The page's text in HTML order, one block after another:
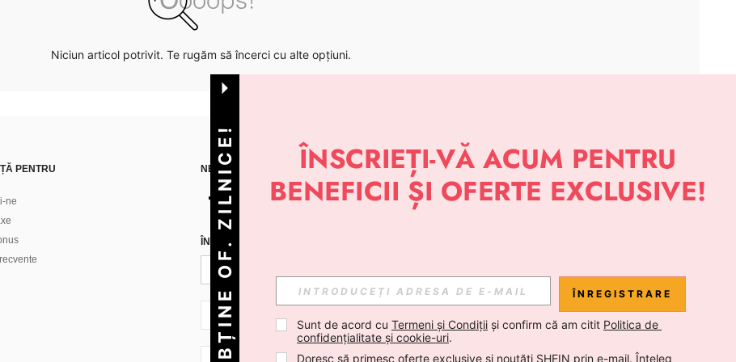
Niciun articol potrivit. Te rugăm să încerci cu alte opțiuni.
PENTRU
ne
NE GĂSEȘTI PE APLICAȚIE
ÎNREGISTREAZĂ-TE PENTRU A PRIMI NOUTĂȚI DESPRE STIL DE LA SHEIN
RO + 40 Abonare
OBȚINE OF. ZILNICE! ÎNREGISTRARE
Sunt de acord cu Termeni și Condiții și confirm că am citit Politica de
confidențialitate și cookie-uri.
Doresc să primesc oferte exclusive și noutăți SHEIN prin e-mail. Înțeleg